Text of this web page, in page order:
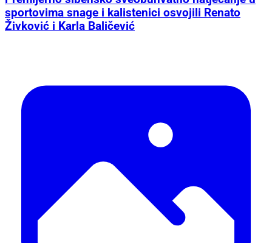
sportovima snage i kalistenici osvojili Renato
Živković i Karla Baličević